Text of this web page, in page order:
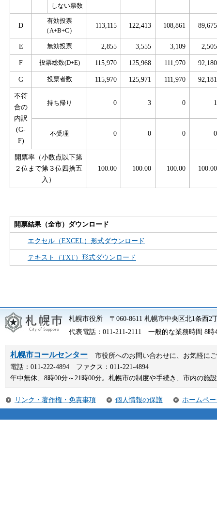
しない票数
D
有効投票
（A+B+C）
113,115 122,413 108,861 89,675
E 無効投票 2,855 3,555 3,109 2,505
F 投票総数(D+E) 115,970 125,968 111,970 92,180
G 投票者数 115,970 125,971 111,970 92,181
不符
合の
内訳
(G-
F)
持ち帰り 0 3 0 1
不受理 0 0 0 0
開票率（小数点以下第
２位まで第３位四捨五
入）
100.00 100.00 100.00 100.00
開票結果（全市）ダウンロード
エクセル（EXCEL）形式ダウンロード
テキスト（TXT）形式ダウンロード
札幌市役所 〒060-8611 札幌市中央区北1条西2
代表電話：011-211-2111 一般的な業務時間 8時
札幌市コールセンター
市役所へのお問い合わせに、お気軽に
電話：011-222-4894 ファクス：011-221-4894
年中無休、8時00分～21時00分。札幌市の制度や手続き、市内の施
リンク・著作権・免責事項 個人情報の保護 ホームペ